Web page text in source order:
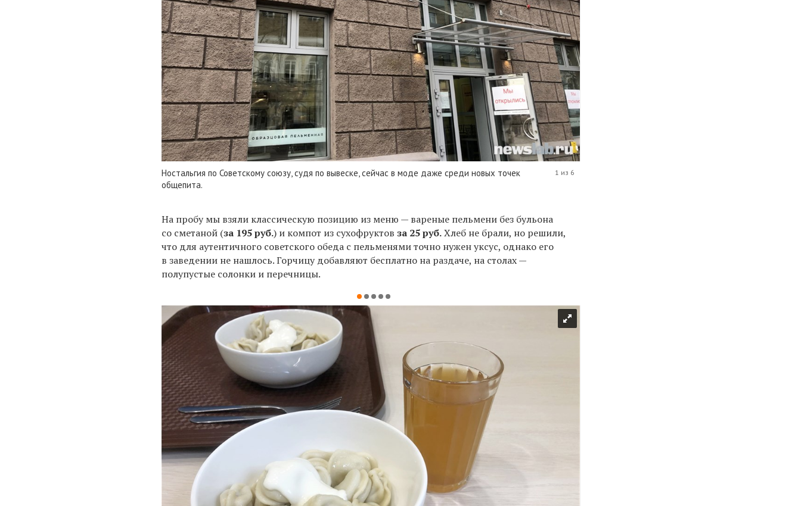
Ностальгия по Советскому союзу, судя по вывеске, сейчас в моде даже среди новых точек
общепита.
1 из 6
На пробу мы взяли классическую позицию из меню — вареные пельмени без бульона
со сметаной (за 195 руб.) и компот из сухофруктовза 25 руб.Хлеб не брали, но решили,
что для аутентичного советского обеда с пельменями точно нужен уксус, однако его
в заведении не нашлось. Горчицу добавляют бесплатно на раздаче, на столах —
полупустые солонки и перечницы.